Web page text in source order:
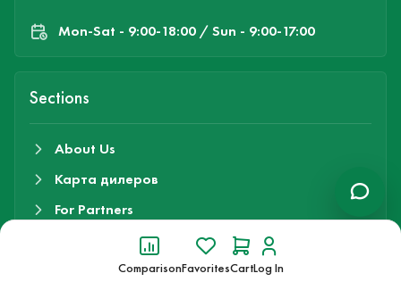
ComparisonFavoritesCartLog In
Mon-Sat - 9:00-18:00 / Sun - 9:00-17:00
Sections
About Us
Карта дилеров
For Partners
Payment and Delivery
Employment